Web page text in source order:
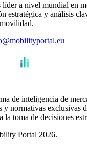
líder a nivel mundial en
estratégica y análisis
de inteligencia de
y normativas exclusivas
la toma de decisiones
Portal 2026.